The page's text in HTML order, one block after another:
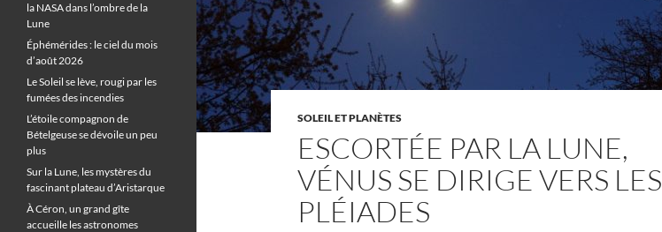
SOLEIL ET PLANÈTES
ESCORTÉE PAR LA LUNE,
VÉNUS SE DIRIGE VERS LES
PLÉIADES
la NASA dans l’ombre de la
Lune
Éphémérides : le ciel du mois
d’août 2026
Le Soleil se lève, rougi par les
fumées des incendies
L’étoile compagnon de
Bételgeuse se dévoile un peu
plus
Sur la Lune, les mystères du
fascinant plateau d’Aristarque
À Céron, un grand gîte
accueille les astronomes